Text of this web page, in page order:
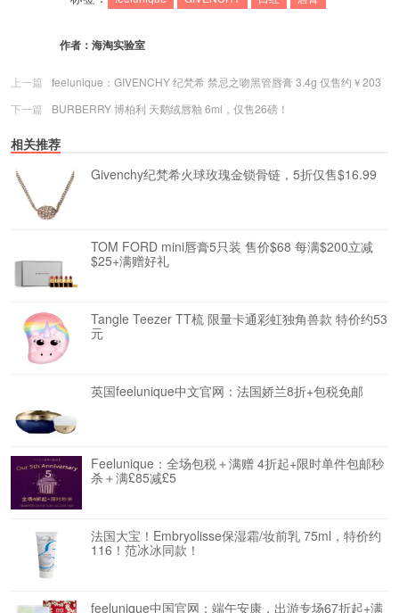
作者： 海淘实验室
上一篇
feelunique：GIVENCHY 纪梵希 禁忌之吻黑管唇膏 3.4g 仅售约￥203
下一篇
BURBERRY 博柏利 天鹅绒唇釉 6ml，仅售26磅！
相关推荐
Givenchy纪梵希火球玫瑰金锁骨链，5折仅售$16.99
TOM FORD mini唇膏5只装 售价$68 每满$200立减
$25+满赠好礼
Tangle Teezer TT梳 限量卡通彩虹独角兽款 特价约53
元
英国feelunique中文官网：法国娇兰8折+包税免邮
Feelunique：全场包税＋满赠 4折起+限时单件包邮秒
杀＋满£85减£5
法国大宝！Embryolisse保湿霜/妆前乳 75ml，特价约
116！范冰冰同款！
feelunique中国官网：端午安康，出游专场67折起+满